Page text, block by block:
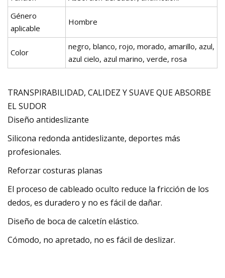
Género
aplicable
Hombre
Color
negro, blanco, rojo, morado, amarillo, azul,
azul cielo, azul marino, verde, rosa
TRANSPIRABILIDAD, CALIDEZ Y SUAVE QUE ABSORBE
EL SUDOR
Diseño antideslizante
Silicona redonda antideslizante, deportes más
profesionales.
Reforzar costuras planas
El proceso de cableado oculto reduce la fricción de los
dedos, es duradero y no es fácil de dañar.
Diseño de boca de calcetín elástico.
Cómodo, no apretado, no es fácil de deslizar.